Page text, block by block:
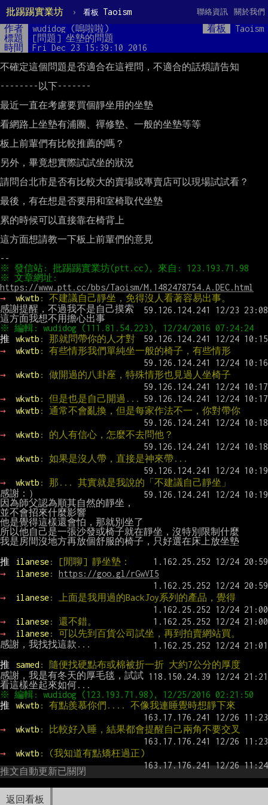
批踢踢實業坊 › 看板 Taoism 關於我們
聯絡資訊
返回看板
作者 wudidog (嗚啦啦) 看板
Taoism
標題
[問題] 坐墊的問題
時間
Fri Dec 23 15:39:10 2016
不確定這個問題是否適合在這裡問，不適合的話煩請告知
--------以下-------
最近一直在考慮要買個靜坐用的坐墊
看網路上坐墊有浦團、禪修墊、一般的坐墊等等
板上前輩們有比較推薦的嗎？
另外，畢竟想實際試試坐的狀況
請問台北市是否有比較大的賣場或專賣店可以現場試試看？
最後，有在想是否要用和室椅取代坐墊
累的時候可以直接靠在椅背上
這方面想請教一下板上前輩們的意見
https://www.ptt.cc/bbs/Taoism/M.1482478754.A.DEC.html
→
wkwtb : 不建議自己靜坐，免得沒人看著容易出事。
感謝提醒，不過我不是自己摸索
推
wkwtb : 那就問帶你的人才對
→
wkwtb : 有些情形我們單純坐一般的椅子，有些情形
→ wkwtb : 做開過的八卦座，特殊情形也見過人坐椅子
→ wkwtb : 但是也是自己開過...
→
wkwtb : 通常不會亂換，但是每家作法不一，你對帶你
→ wkwtb : 的人有信心，怎麼不去問他？
→ wkwtb : 如果是沒人帶，直接是神來帶...
→ wkwtb : 那... 其實就是我說的「不建議自己靜坐」
感謝：）
因為師父認為順其自然的靜坐，
並不會招來什麼影響
他是覺得這樣還會怕，那就別坐了
所以他自己是一張沙發或椅子就在靜坐，沒特別限制什麼
我是房間沒地方再放個舒服的椅子，只好選在床上放坐墊
推
ilanese: [閒聊] 靜坐墊：
→
ilanese: https://goo.gl/rGwVI5
→ ilanese: 上面是我用過的BackJoy系列的產品，覺得
→ ilanese: 還不錯。
→
ilanese: 可以先到百貨公司試坐，再到拍賣網站買。
感謝，我找找這款...
推
samed : 隨便找硬點布或棉被折一折 大約7公分的厚度
感謝，我是有冬天的厚毛毯，試試
推
wkwtb : 有點羨慕你們.... 不像我連睡覺時想靜下來
→ wkwtb : 比較好入睡，結果都會提醒自己兩角不要交叉
→ wkwtb : (我知道有點矯枉過正)
推文自動更新已關閉